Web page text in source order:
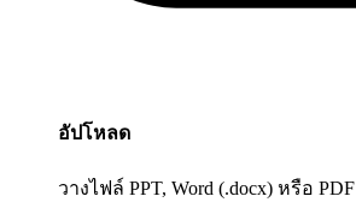
อัปโหลด
วางไฟล์ PPT, Word (.docx) หรือ